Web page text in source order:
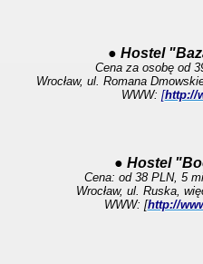
● Hostel
Cena za osobę od
Wrocław, ul. Romana
WWW: [http://
● Hostel
Cena: od 38 PLN, 5
Wrocław, ul. Ruska,
WWW: [http://